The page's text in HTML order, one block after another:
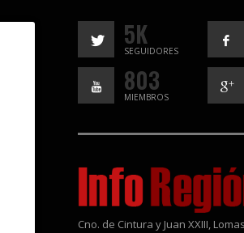
5K
SEGUIDORES
803
MIEMBROS
Cno. de Cintura y Juan XXIII,